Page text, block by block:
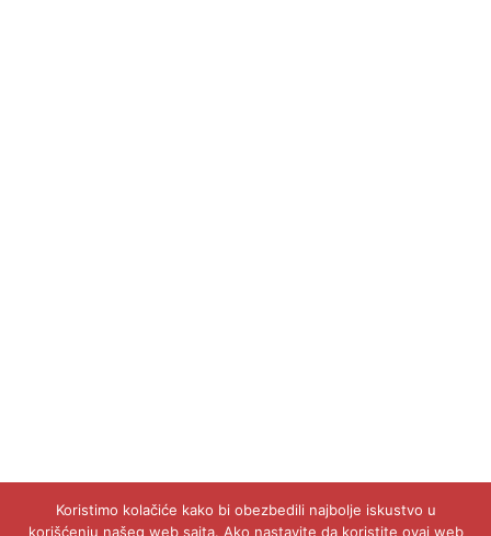
Koristimo kolačiće kako bi obezbedili najbolje iskustvo u
korišćenju našeg web sajta. Ako nastavite da koristite ovaj web